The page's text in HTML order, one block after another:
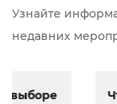
Узнайте
недавних
Что такое Многоступенчатый центробежный